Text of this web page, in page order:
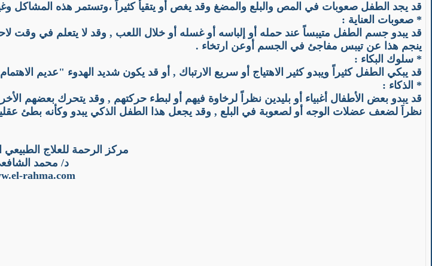
قد يجد الطفل صعوبات في المص والبلع والمضغ وقد يغص أو يتقيأ كثيراً ،وتستمر هذه المشاكل
* صعوبات العناية :
قد يبدو جسم الطفل متيبساً عند حمله أو إلباسه أو غسله أو خلال اللعب , وقد لا يتعلم في
ينجم هذا عن تيبس مفاجئ في الجسم أوعن ارتخاء .
* سلوك البكاء :
قد يبكي الطفل كثيراً ويبدو كثير الاهتياج أو سريع الارتباك , أو قد يكون شديد الهدوء "عديم
* الذكاء :
قد يبدو بعض الأطفال أغبياء أو بليدين نظراً لرخاوة فيهم أو لبطء حركتهم , وقد يتحرك بعضهم
نظراَ لضعف عضلات الوجه أو لصعوبة في البلع , وقد يجعل هذا الطفل الذكي يبدو وكأنه بطئ
مركز الرحمة للعلاج الطبيعي
د/ محمد
rahma.com